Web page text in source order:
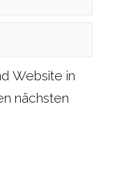
Website in
nächsten